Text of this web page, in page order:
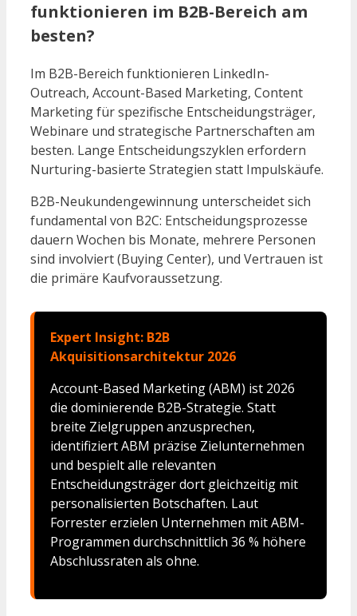
funktionieren im B2B-Bereich am
besten?
Im B2B-Bereich funktionieren LinkedIn-
Outreach, Account-Based Marketing, Content
Marketing für spezifische Entscheidungsträger,
Webinare und strategische Partnerschaften am
besten. Lange Entscheidungszyklen erfordern
Nurturing-basierte Strategien statt Impulskäufe.
B2B-Neukundengewinnung unterscheidet sich
fundamental von B2C: Entscheidungsprozesse
dauern Wochen bis Monate, mehrere Personen
sind involviert (Buying Center), und Vertrauen ist
die primäre Kaufvoraussetzung.
Expert Insight: B2B
Akquisitionsarchitektur 2026
Account-Based Marketing (ABM) ist 2026
die dominierende B2B-Strategie. Statt
breite Zielgruppen anzusprechen,
identifiziert ABM präzise Zielunternehmen
und bespielt alle relevanten
Entscheidungsträger dort gleichzeitig mit
personalisierten Botschaften. Laut
Forrester erzielen Unternehmen mit ABM-
Programmen durchschnittlich 36 % höhere
Abschlussraten als ohne.